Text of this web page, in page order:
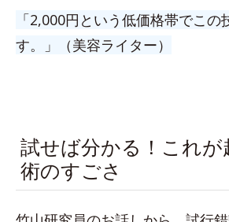
「2,000円という低価格帯でこ
す。」（美容ライター）
試せば分かる！これが
術のすごさ